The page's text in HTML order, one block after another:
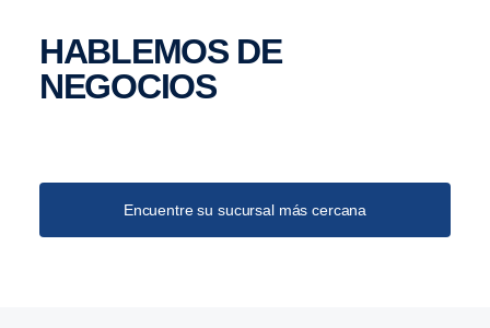
HABLEMOS DE
NEGOCIOS
Encuentre su sucursal más cercana